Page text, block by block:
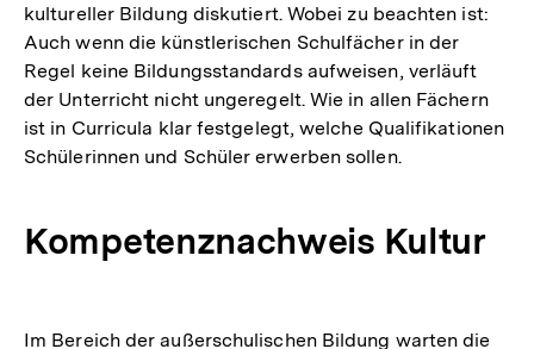
kultureller Bildung diskutiert. Wobei zu beachten ist:
Auch wenn die künstlerischen Schulfächer in der
Regel keine Bildungsstandards aufweisen, verläuft
der Unterricht nicht ungeregelt. Wie in allen Fächern
ist in Curricula klar festgelegt, welche Qualifikationen
Schülerinnen und Schüler erwerben sollen.
Kompetenznachweis Kultur
Im Bereich der außerschulischen Bildung warten die